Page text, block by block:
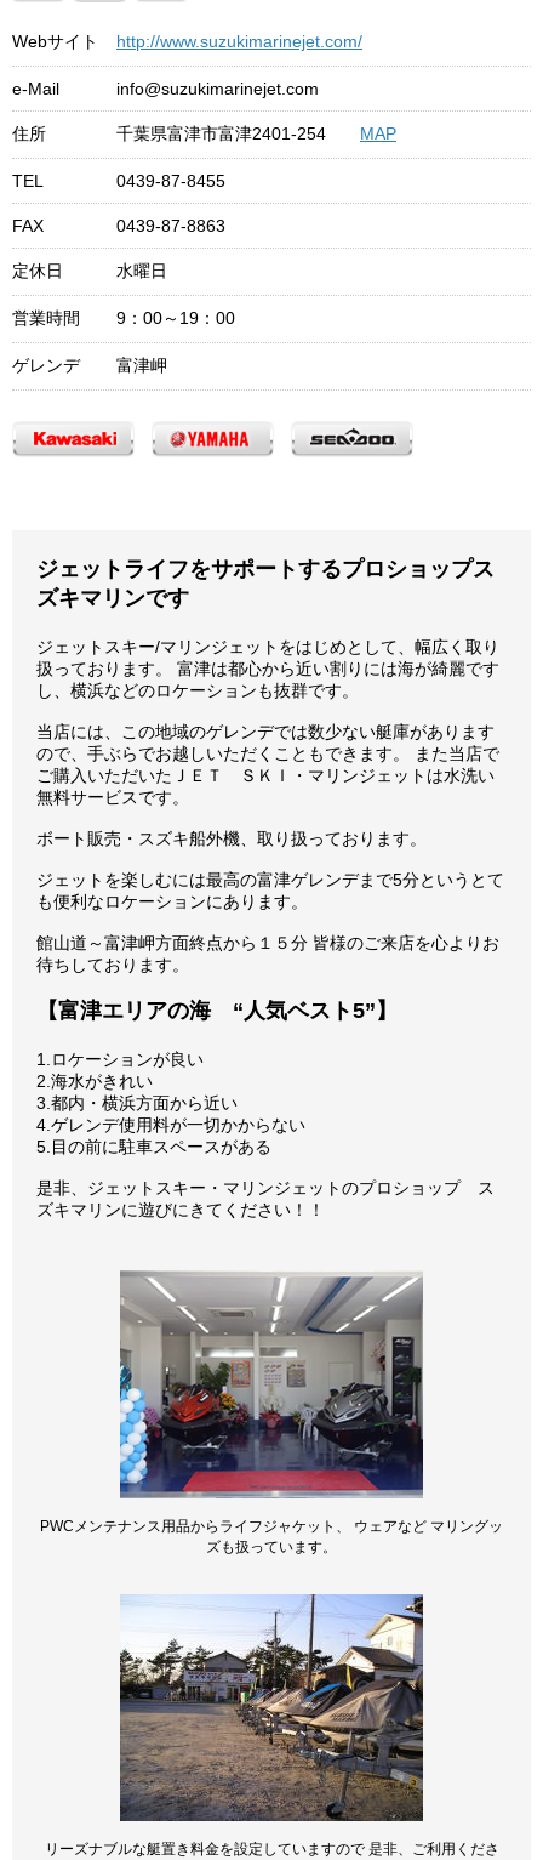
Webサイト http://www.suzukimarinejet.com/
e-Mail info@suzukimarinejet.com
住所 千葉県富津市富津2401-254 MAP
TEL 0439-87-8455
FAX 0439-87-8863
定休日 水曜日
営業時間 9：00～19：00
ゲレンデ 富津岬
ジェットライフをサポートするプロショップス
ズキマリンです
ジェットスキー/マリンジェットをはじめとして、幅広く取り
扱っております。 富津は都心から近い割りには海が綺麗です
し、横浜などのロケーションも抜群です。
当店には、この地域のゲレンデでは数少ない艇庫があります
ので、手ぶらでお越しいただくこともできます。 また当店で
ご購入いただいたＪＥＴ ＳＫＩ・マリンジェットは水洗い
無料サービスです。
ボート販売・スズキ船外機、取り扱っております。
ジェットを楽しむには最高の富津ゲレンデまで5分というとて
も便利なロケーションにあります。
館山道～富津岬方面終点から１５分 皆様のご来店を心よりお
待ちしております。
【富津エリアの海 “人気ベスト5”】
1.ロケーションが良い
2.海水がきれい
3.都内・横浜方面から近い
4.ゲレンデ使用料が一切かからない
5.目の前に駐車スペースがある
是非、ジェットスキー・マリンジェットのプロショップ ス
ズキマリンに遊びにきてください！！
PWCメンテナンス用品からライフジャケット、 ウェアなど マリングッ
ズも扱っています。
リーズナブルな艇置き料金を設定していますので 是非、ご利用くださ